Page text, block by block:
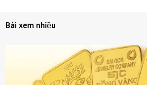
Bài xem nhiều